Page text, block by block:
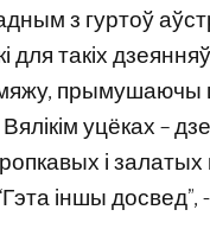
з гуртоў
такіх
уцёках – дзе
і
іншы досвед”,